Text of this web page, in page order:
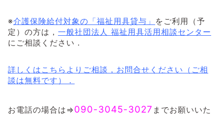
※介護保険給付対象の「福祉用具貸与」 をご利用（予
定）の方は， 一般社団法人 福祉用具活用相談センター
にご相談ください．
詳しくはこちらよりご相談，お問合せください（ご相
談は無料です）．
お電話の場合は⇒090-3045-3027 までお願いいた